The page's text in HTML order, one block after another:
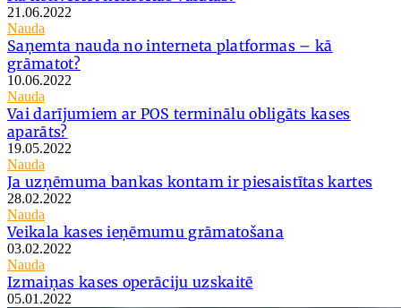
21.06.2022
Nauda
Saņemta nauda no interneta platformas – kā
grāmatot?
10.06.2022
Nauda
Vai darījumiem ar POS terminālu obligāts kases
aparāts?
19.05.2022
Nauda
Ja uzņēmuma bankas kontam ir piesaistītas kartes
28.02.2022
Nauda
Veikala kases ieņēmumu grāmatošana
03.02.2022
Nauda
Izmaiņas kases operāciju uzskaitē
05.01.2022